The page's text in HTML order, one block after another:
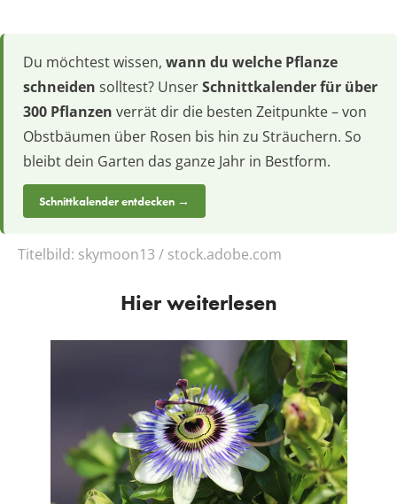
Du möchtest wissen, wann du welche Pflanze
schneiden solltest? UnserSchnittkalender für über
300 Pflanzen verrät dir die besten Zeitpunkte – von
Obstbäumen über Rosen bis hin zu Sträuchern. So
bleibt dein Garten das ganze Jahr in Bestform.
Schnittkalender entdecken →
Titelbild: skymoon13 / stock.adobe.com
Hier weiterlesen